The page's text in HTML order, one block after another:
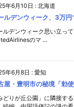
年6月10日 : 北海道
ルデンウィーク、3万
ルデンウィーク思い立って
のマ ...
年6月8日 : 愛知
屋・豊明市の秘境「勅
どりが丘公園」に隣接す